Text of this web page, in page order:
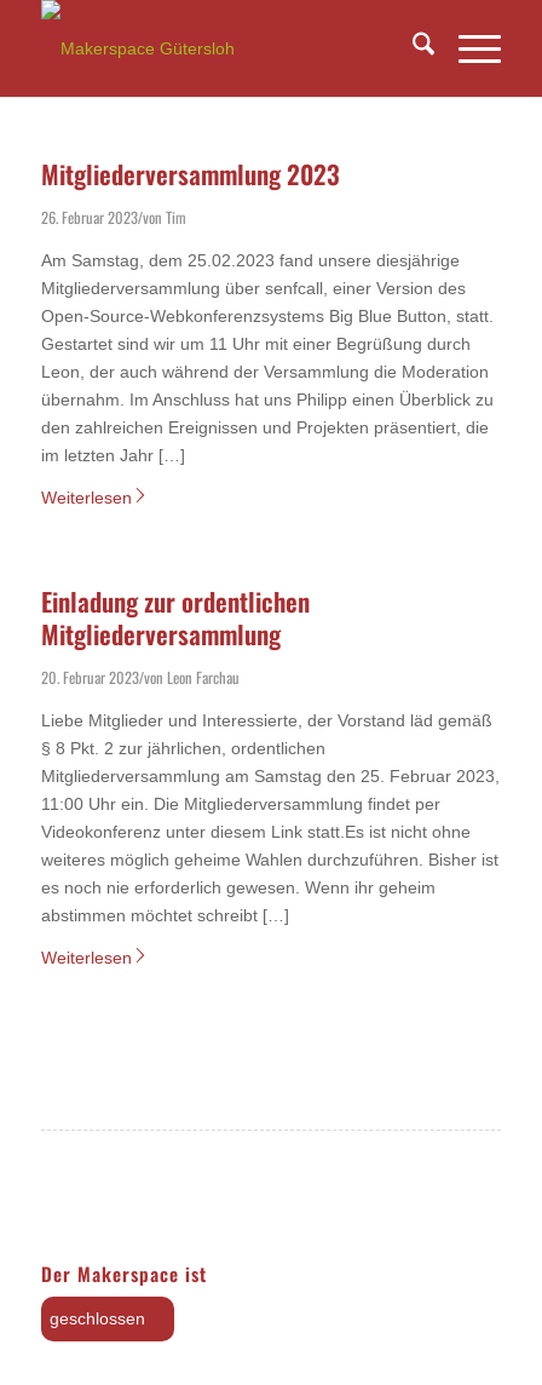
Mitgliederversammlung 2023
26. Februar 2023/von Tim
Am Samstag, dem 25.02.2023 fand unsere diesjährige
Mitgliederversammlung über senfcall, einer Version des
Open-Source-Webkonferenzsystems Big Blue Button, statt.
Gestartet sind wir um 11 Uhr mit einer Begrüßung durch
Leon, der auch während der Versammlung die Moderation
übernahm. Im Anschluss hat uns Philipp einen Überblick zu
den zahlreichen Ereignissen und Projekten präsentiert, die
im letzten Jahr […]
Weiterlesen
Einladung zur ordentlichen
Mitgliederversammlung
20. Februar 2023/von Leon Farchau
Liebe Mitglieder und Interessierte, der Vorstand läd gemäß
§ 8 Pkt. 2 zur jährlichen, ordentlichen
Mitgliederversammlung am Samstag den 25. Februar 2023,
11:00 Uhr ein. Die Mitgliederversammlung findet per
Videokonferenz unter diesem Link statt.Es ist nicht ohne
weiteres möglich geheime Wahlen durchzuführen. Bisher ist
es noch nie erforderlich gewesen. Wenn ihr geheim
abstimmen möchtet schreibt […]
Weiterlesen
Der Makerspace ist
geschlossen